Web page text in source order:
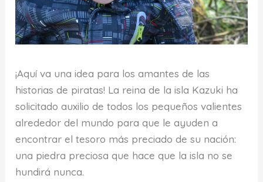
¡Aquí va una idea para los amantes de las
historias de piratas! La reina de la isla Kazuki ha
solicitado auxilio de todos los pequeños valientes
alrededor del mundo para que le ayuden a
encontrar el tesoro más preciado de su nación:
una piedra preciosa que hace que la isla no se
hundirá nunca.